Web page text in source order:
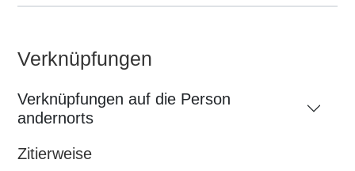
Verknüpfungen
Verknüpfungen auf die Person
andernorts
Zitierweise